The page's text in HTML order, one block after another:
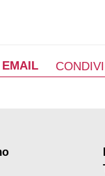
EMAIL
edition più